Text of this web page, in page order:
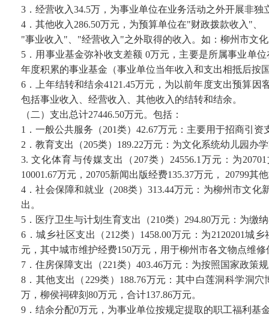
3．经营收入34.5万，为事业单位在业务活动之外开展非
4．其他收入286.50万元，为预算单位在"财政拨款收入"、
"事业收入"、"经营收入"之外取得的收入。如：柳州市文
5．用事业基金弥补收支差额 0万元，主要是所属事业单
年度积累的事业基金（事业单位当年收入和支出相抵后按
6．上年结转和结余4121.45万元，为以前年度支出预算
包括事业收入、经营收入、其他收入的结转和结余。
（二）支出总计27446.50万元。包括：
1．一般公共服务（201类）42.67万元：主要用于招商引资
2．教育支出（205类）189.22万元：为文化系统幼儿园办
3. 文化体育与传媒支出（207类）24556.1万元：为
10001.67万元，20705新闻出版经费135.37万元， 20799其
4．社会保障和就业（208类）313.44万元：为柳州市文
出。
5．医疗卫生与计划生育支出（210类）294.80万元：为缴
6．城乡社区支出（212类）1458.00万元：为2120201城
元，其中城市维护经费150万元，用于柳州市各文物点维
7．住房保障支出（221类）403.46万元：为按照国家政
8．其他支出（229类）188.76万元：其中白莲洞科学洞
万，柳侯祠碑刻80万元，合计137.86万元。
9．结余分配0万元，为事业单位按规定提取的职工福利基